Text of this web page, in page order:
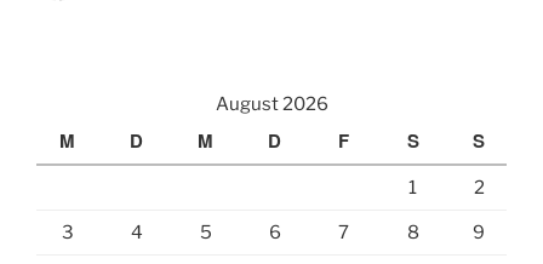
August 2026
M D M D F S S
1 2
3 4 5 6 7 8 9